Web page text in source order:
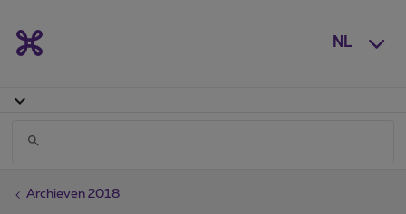
NL
Archieven 2018